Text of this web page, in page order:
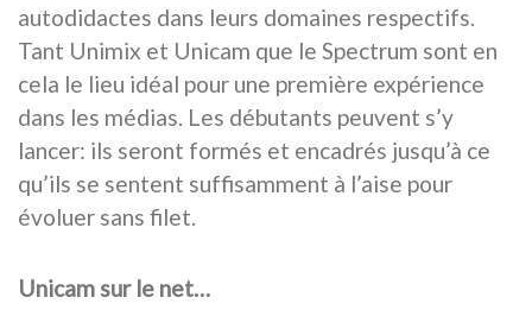
autodidactes dans leurs domaines respectifs.
Tant Unimix et Unicam que le Spectrum sont en
cela le lieu idéal pour une première expérience
dans les médias. Les débutants peuvent s’y
lancer: ils seront formés et encadrés jusqu’à ce
qu’ils se sentent suffisamment à l’aise pour
évoluer sans filet.
Unicam sur le net…